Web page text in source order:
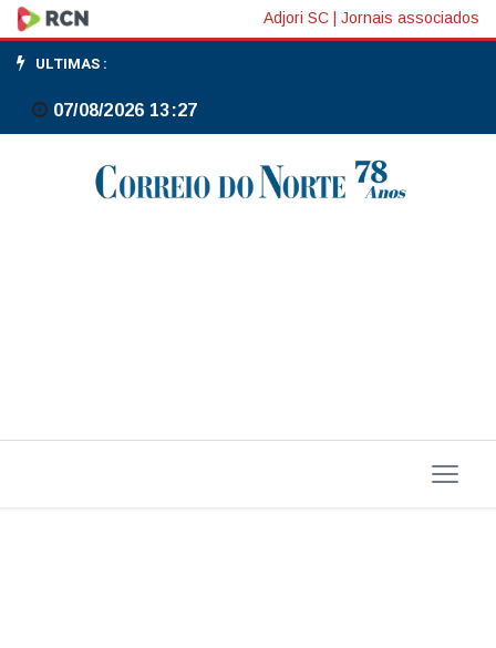
Lucro
da
Nutrien
cresce
392%
US$
Adjori SC Jornais associados
ULTIMAS :
07/08/2026 13:27